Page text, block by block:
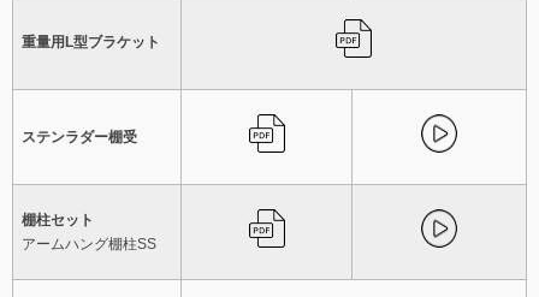
重量用L型ブラケット
ステンラダー棚受
棚柱セット
アームハング棚柱SS